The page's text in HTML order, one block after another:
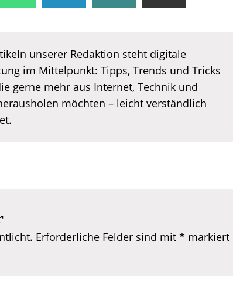
unserer Redaktion steht digitale
im Mittelpunkt: Tipps, Trends und Tricks
gerne mehr aus Internet, Technik und
möchten – leicht verständlich
Erforderliche Felder sind mit * markiert